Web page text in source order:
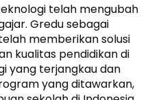
telah mengubah
Gredu sebagai
memberikan solusi
kualitas pendidikan di
yang terjangkau dan
yang ditawarkan,